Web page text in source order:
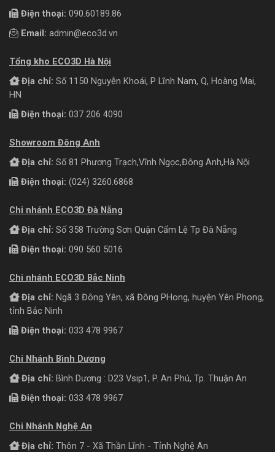
Điện thoại: 090.60189.86
Email: admin@eco3d.vn
Tổng kho ECO3D Hà Nội
Địa chỉ: Số 1150 Nguyễn Khoái, P Lĩnh Nam, Q, Hoàng Mai,
HN
Điện thoại: 037 206 4090
Showroom Đông Anh
Địa chỉ: Số 81 Phương Trạch,Vĩnh Ngọc,Đông Anh,Hà Nội
Điện thoại: (024) 3260.6868
Chi nhánh ECO3D Đà Nẵng
Địa chỉ: Số 358 Trường Sơn Quận Cẩm Lệ Tp Đà Nẵng
Điện thoại: 090 560 5016
Chi nhánh ECO3D Bắc Ninh
Địa chỉ: Ngã 3 Đông Yên, xã Đông PHong, huyện Yên Phong,
tỉnh Bắc Ninh
Điện thoại: 033 478 9967
Chi Nhánh Bình Dương
Địa chỉ: Bình Dương : D23 Vsip1, P. An Phú, Tp. Thuận An
Điện thoại: 033 478 9967
Chi Nhánh Nghệ An
Địa chỉ: Thôn 7 - Xã Thần Lĩnh - Tỉnh Nghệ An